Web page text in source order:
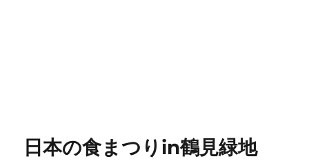
日本の食まつりin鶴見緑地